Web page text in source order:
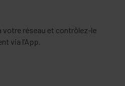
votre réseau et contrôlez-le
via l’App.